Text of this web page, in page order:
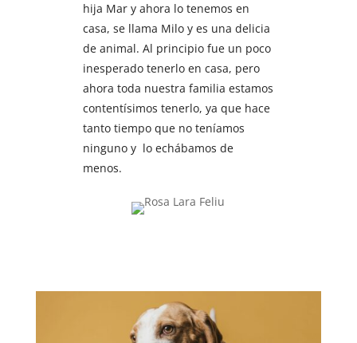
hija Mar y ahora lo tenemos en
casa, se llama Milo y es una delicia
de animal. Al principio fue un poco
inesperado tenerlo en casa, pero
ahora toda nuestra familia estamos
contentísimos tenerlo, ya que hace
tanto tiempo que no teníamos
ninguno y lo echábamos de
menos.